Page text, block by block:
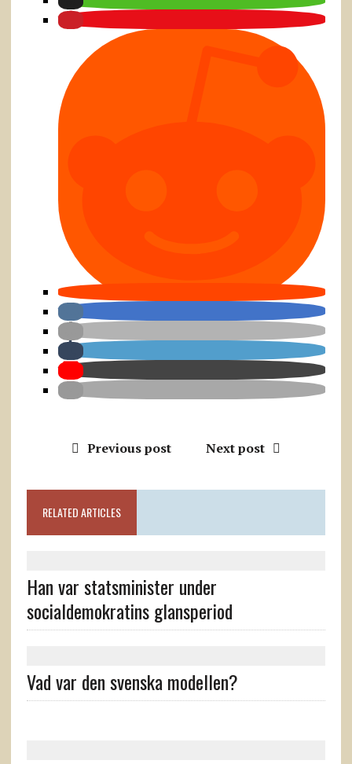
Previous post Next post
RELATED ARTICLES
Han var statsminister under
socialdemokratins glansperiod
Vad var den svenska modellen?